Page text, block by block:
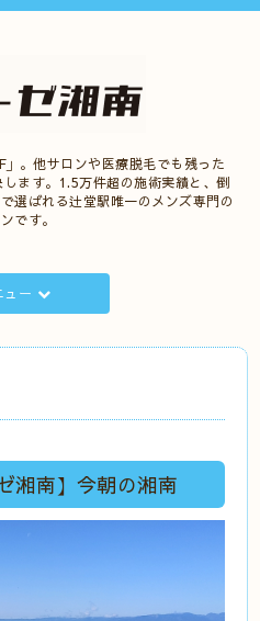
。他サロンや医療脱毛でも残った
します。1.5万件超の施術実績と、倒
選ばれる辻堂駅唯一のメンズ専門の
です。
ュー
湘南】今朝の湘南